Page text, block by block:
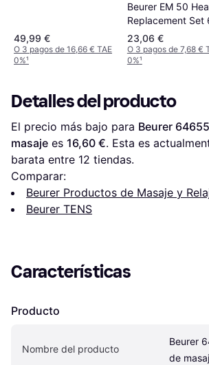
49,99 €
O 3 pagos de 16,66 € TAE
0%¹
Beurer EM 50
Replacement Set
pack
23,06 €
O 3 pagos de 7,68 €
0%¹
Detalles del producto
El precio más bajo para Beurer
masaje es 16,60 €. Esta es
barata entre 12 tiendas.
Comparar:
Beurer Productos de Masaje y
Beurer TENS
Características
Producto
Nombre del producto
Beurer
de